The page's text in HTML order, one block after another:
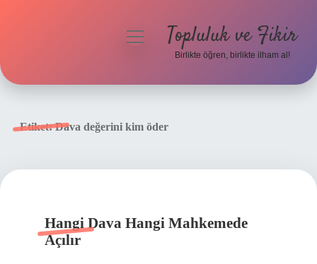
menüyüTopluluk ve Fikir
Birlikte öğren, birlikte ilham al!
Etiket:Dava değerini kim öder
Hangi Dava Hangi Mahkemede
Açılır